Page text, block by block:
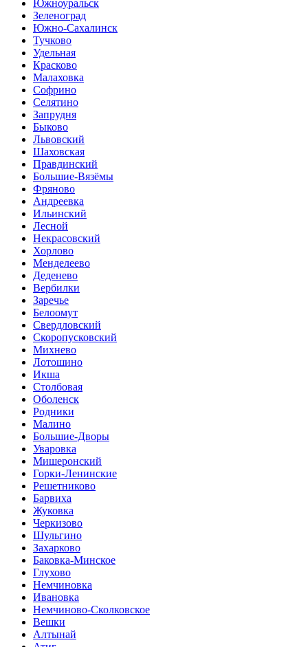
Южноуральск
Зеленоград
Южно-Сахалинск
Тучково
Удельная
Красково
Малаховка
Софрино
Селятино
Запрудня
Быково
Львовский
Шаховская
Правдинский
Большие-Вязёмы
Фряново
Андреевка
Ильинский
Лесной
Некрасовский
Хорлово
Менделеево
Деденево
Вербилки
Заречье
Белоомут
Свердловский
Скоропусковский
Михнево
Лотошино
Икша
Столбовая
Оболенск
Родники
Малино
Большие-Дворы
Уваровка
Мишеронский
Горки-Ленинские
Решетниково
Барвиха
Жуковка
Черкизово
Шульгино
Захарково
Баковка-Минское
Глухово
Немчиновка
Ивановка
Немчиново-Сколковское
Вешки
Алтынай